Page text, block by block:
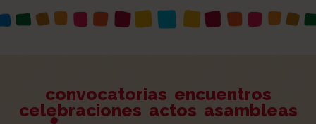
convocatorias encuentros
celebraciones actos asambleas